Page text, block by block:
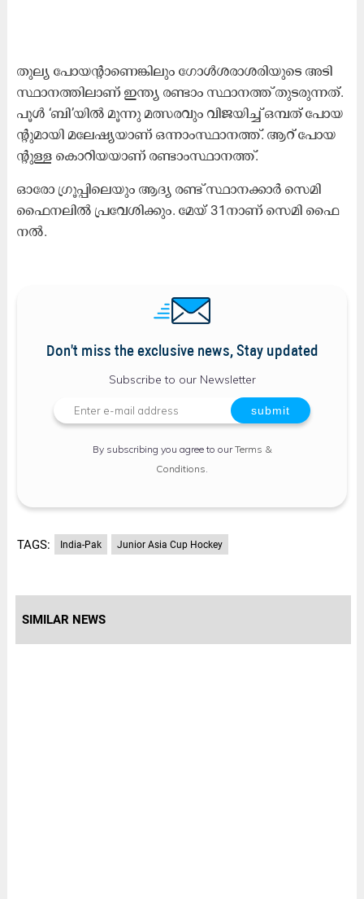
തു​ല്യ ​പോ​യ​ന്‍റാ​ണെ​ങ്കി​ലും ഗോ​ൾ​ശ​രാ​ശ​രി​യു​ടെ അ​ടി​
സ്ഥാ​ന​ത്തി​ലാ​ണ്​ ഇ​ന്ത്യ ര​ണ്ടാം സ്ഥാ​ന​ത്ത്​ തു​ട​രു​ന്ന​ത്.
പൂ​ൾ ‘ബി’​യി​ൽ മൂ​ന്നു മ​ത്സ​ര​വും വി​ജ​യി​ച്ച്​ ഒ​മ്പ​ത്​​ പോ​യ​
ന്‍റു​മാ​യി മ​ലേ​ഷ്യ​യാ​ണ്​ ഒ​ന്നാം​സ്ഥാ​ന​ത്ത്. ആ​റ് പോ​യ​
ന്‍റു​ള്ള കൊ​റി​യ​യാ​ണ്​ ര​ണ്ടാം​സ്ഥാ​ന​ത്ത്. ​​​
ഓ​രോ ഗ്രൂ​പ്പി​ലെ​യും ആ​ദ്യ ര​ണ്ട്​ സ്ഥാ​ന​ക്കാ​ർ സെ​മി
ഫൈ​ന​ലി​ൽ പ്ര​വേ​ശി​ക്കും. മേ​യ്​ 31നാ​ണ്​ സെ​മി ഫൈ​
ന​ൽ.
Don't miss the exclusive news, Stay updated
Subscribe to our Newsletter
By subscribing you agree to ourTerms &
Conditions
TAGS: India-Pak Junior Asia Cup Hockey
SIMILAR NEWS